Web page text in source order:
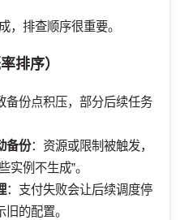
，排查顺序很重要。
排序）
备份点积压，部分后续任务
备份：资源或限制被触发，
实例不生成”。
：支付失败会让后续调度停
的配置。